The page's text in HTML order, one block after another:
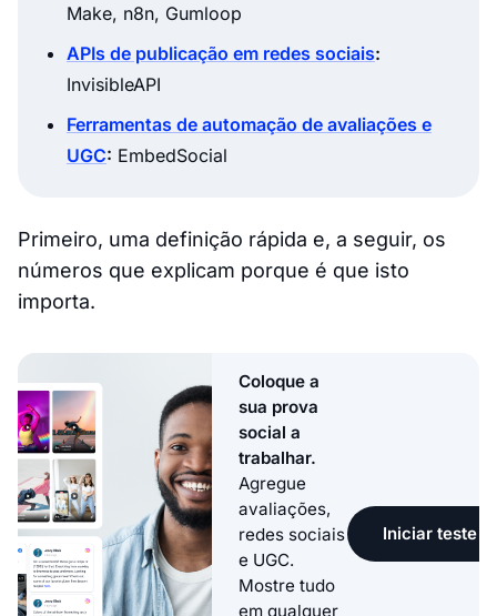
Make, n8n, Gumloop
APIs de publicação em redes sociais:
InvisibleAPI
Ferramentas de automação de avaliações e
UGC: EmbedSocial
Primeiro, uma definição rápida e, a seguir, os
números que explicam porque é que isto
importa.
Coloque a
sua prova
social a
trabalhar.
Agregue
avaliações,
redes sociais
e UGC.
Mostre tudo
em qualquer
Iniciar teste